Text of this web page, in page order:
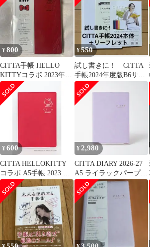
¥800
CITTA手帳 HELLO
KITTYコラボ 2023年3
月始まり版
¥550
試し書きに！ CITTA
手帳2024年度版B6サイ
ズ本体とリーフレット
¥ 600
CITTA HELLOKITTY
コラボ A5手帳 2023 ル
ージュレッド
¥2,980
CITTA DIARY 2026-27
A5 ライラックパープル
2026年3月始まり 手帳